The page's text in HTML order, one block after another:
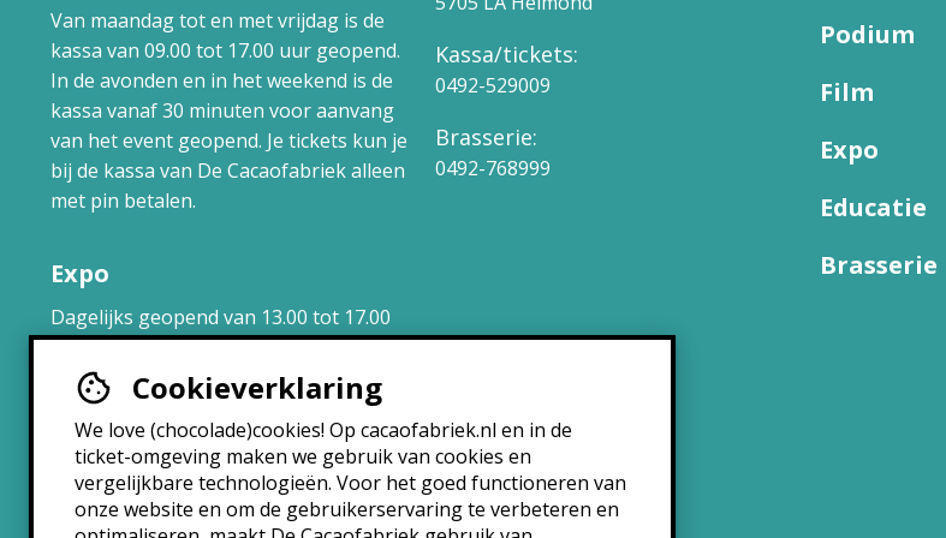
Cookieverklaring
We love (chocolade)cookies! Op cacaofabriek.nl en in de
ticket-omgeving maken we gebruik van cookies en
vergelijkbare technologieën. Voor het goed functioneren van
onze website en om de gebruikerservaring te verbeteren en
Van maandag tot en met vrijdag is de
kassa van 09.00 tot 17.00 uur geopend.
In de avonden en in het weekend is de
kassa vanaf 30 minuten voor aanvang
van het event geopend. Je tickets kun je
bij de kassa van De Cacaofabriek alleen
met pin betalen.
Expo
Dagelijks geopend van 13.00 tot 17.00
uur.
Brasserie
Maandag: 10:30 – 22:30
Dinsdag: 10:30 – 22:30
Woensdag: 10:30 – 22:30
Kassa/tickets:
0492-529009
Brasserie:
0492-768999
Podium
Film
Expo
Educatie
Brasserie